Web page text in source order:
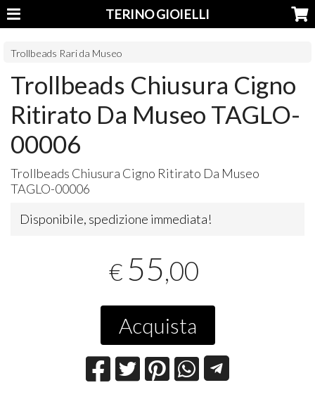
TERINO GIOIELLI
Trollbeads Rari da Museo
Trollbeads Chiusura Cigno
Ritirato Da Museo TAGLO-
00006
Trollbeads Chiusura Cigno Ritirato Da Museo
TAGLO-00006
Disponibile, spedizione immediata!
€ 55,00
Acquista